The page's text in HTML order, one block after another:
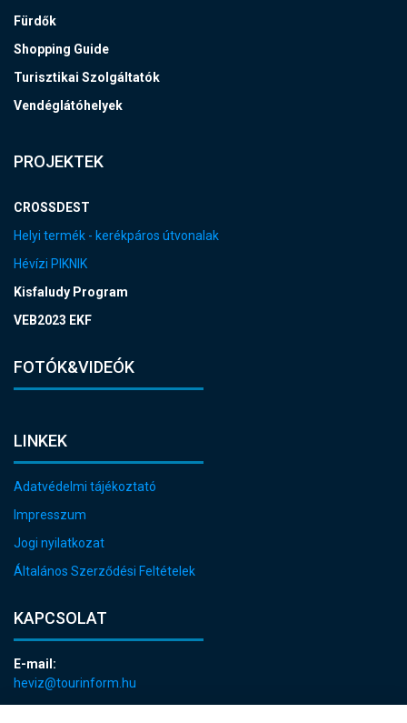
Fürdők
Shopping Guide
Turisztikai Szolgáltatók
Vendéglátóhelyek
PROJEKTEK
CROSSDEST
Helyi termék - kerékpáros útvonalak
Hévízi PIKNIK
Kisfaludy Program
VEB2023 EKF
FOTÓK&VIDEÓK
LINKEK
Adatvédelmi tájékoztató
Impresszum
Jogi nyilatkozat
Általános Szerződési Feltételek
KAPCSOLAT
E-mail:
heviz@tourinform.hu